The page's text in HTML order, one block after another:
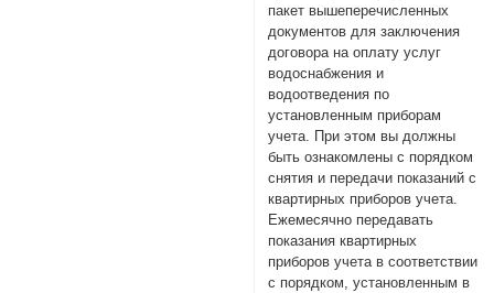
пакет вышеперечисленных
документов для заключения
договора на оплату услуг
водоснабжения и
водоотведения по
установленным приборам
учета. При этом вы должны
быть ознакомлены с порядком
снятия и передачи показаний с
квартирных приборов учета.
Ежемесячно передавать
показания квартирных
приборов учета в соответствии
с порядком, установленным в